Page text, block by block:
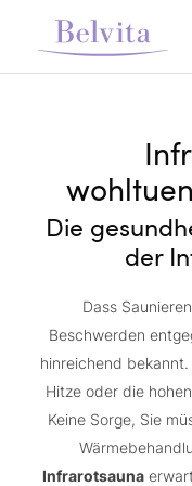
Die
der
Dass
Beschwerden
hinreichend
Hitze oder die
Keine Sorge, Sie
Infrarotsauna